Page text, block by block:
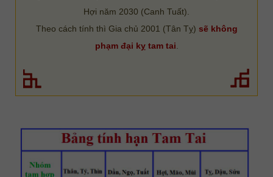
Hợi năm 2030 (Canh Tuất).
Theo cách tính thì Gia chủ 2001 (Tân Tỵ) sẽ không
phạm đại kỵ tam tai